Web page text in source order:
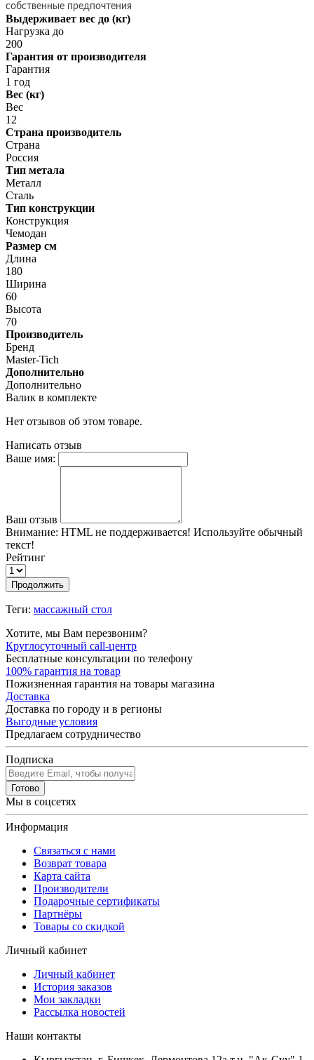
собственные предпочтения
Выдерживает вес до (кг)
Нагрузка до
200
Гарантия от производителя
Гарантия
1 год
Вес (кг)
Вес
12
Страна производитель
Страна
Россия
Тип метала
Металл
Сталь
Тип конструкции
Конструкция
Чемодан
Размер см
Длина
180
Ширина
60
Высота
70
Производитель
Бренд
Master-Tich
Дополнительно
Дополнительно
Валик в комплекте
Нет отзывов об этом товаре.
Написать отзыв
Ваше имя:
Ваш отзыв
Внимание: HTML не поддерживается! Используйте обычный
текст!
Рейтинг
Продолжить
Теги: массажный стол
Хотите, мы Вам перезвоним?
Круглосуточный call-центр
Бесплатные консультации по телефону
100% гарантия на товар
Пожизненная гарантия на товары магазина
Доставка
Доставка по городу и в регионы
Выгодные условия
Предлагаем сотрудничество
Подписка
Готово
Мы в соцсетях
Информация
Связаться с нами
Возврат товара
Карта сайта
Производители
Подарочные сертификаты
Партнёры
Товары со скидкой
Личный кабинет
Личный кабинет
История заказов
Мои закладки
Рассылка новостей
Наши контакты